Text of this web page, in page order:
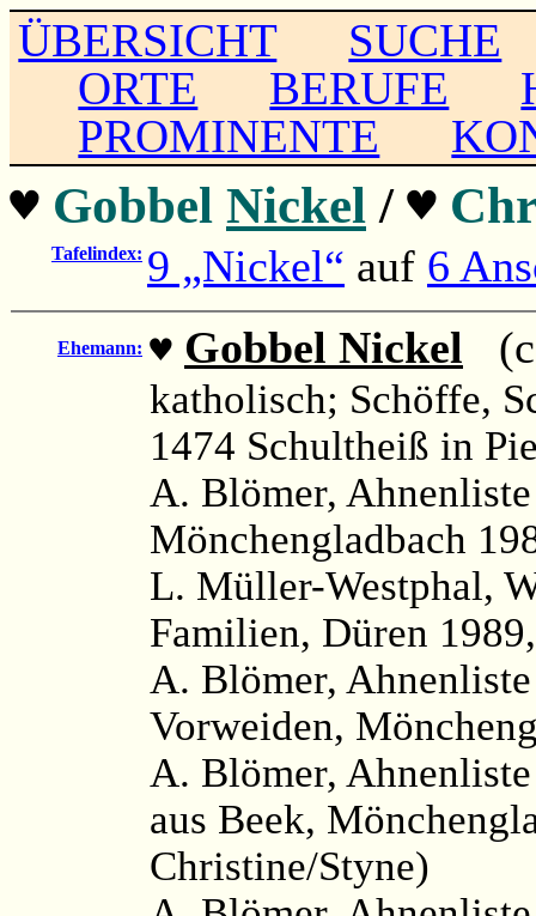
ÜBERSICHT
SUCHE
ORTE
BERUFE
PROMINENTE
♥ Gobbel Nickel / ♥
Tafelindex: 9 „Nickel“ auf 6
Ehemann: ♥ Gobbel Nickel
katholisch; Schöffe,
1474 Schultheiß in
A. Blömer,
Mönchengladbach
L. Müller-Westphal,
Familien, Düren
A. Blömer,
Vorweiden,
A. Blömer,
aus Beek,
Christine/Styne)